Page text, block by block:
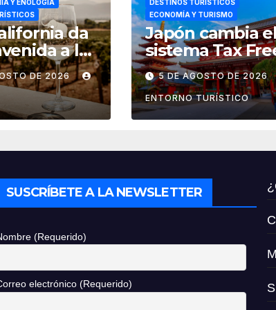
Y ENOLOGÍA
da
a las
de la
2026
DE 2026
DESTINOS TURÍSTICOS
ECONOMÍA Y TURISMO
Japón cambia
sistema Tax
por el de
reembolso de
impuestos
noviembre de
5 DE AGOSTO DE 2026
ENTORNO TURÍSTICO
SUSCRÍBETE A LA NEWSLETTER
(Requerido)
electrónico (Requerido)